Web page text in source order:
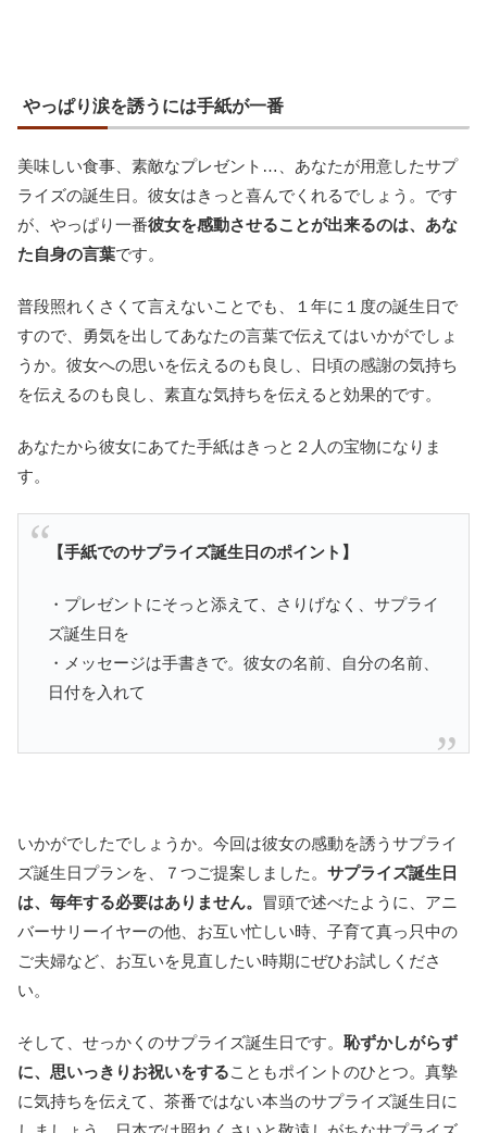
やっぱり涙を誘うには手紙が一番
美味しい食事、素敵なプレゼント…、あなたが用意したサプ
ライズの誕生日。彼女はきっと喜んでくれるでしょう。です
が、やっぱり一番彼女を感動させることが出来るのは、あな
た自身の言葉です。
普段照れくさくて言えないことでも、１年に１度の誕生日で
すので、勇気を出してあなたの言葉で伝えてはいかがでしょ
うか。彼女への思いを伝えるのも良し、日頃の感謝の気持ち
を伝えるのも良し、素直な気持ちを伝えると効果的です。
あなたから彼女にあてた手紙はきっと２人の宝物になりま
す。
【手紙でのサプライズ誕生日のポイント】
・プレゼントにそっと添えて、さりげなく、サプライ
ズ誕生日を
・メッセージは手書きで。彼女の名前、自分の名前、
日付を入れて
いかがでしたでしょうか。今回は彼女の感動を誘うサプライ
ズ誕生日プランを、７つご提案しました。 サプライズ誕生日
は、毎年する必要はありません。
冒頭で述べたように、アニ
バーサリーイヤーの他、お互い忙しい時、子育て真っ只中の
ご夫婦など、お互いを見直したい時期にぜひお試しくださ
い。
そして、せっかくのサプライズ誕生日です。 恥ずかしがらず
に、思いっきりお祝いをすることもポイントのひとつ。真摯
に気持ちを伝えて、茶番ではない本当のサプライズ誕生日に